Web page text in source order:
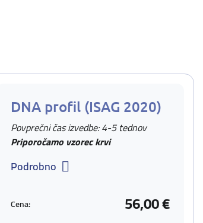
DNA profil (ISAG 2020)
Povprečni čas izvedbe: 4-5 tednov
Priporočamo vzorec krvi
Podrobno
Cena: 56,00 €